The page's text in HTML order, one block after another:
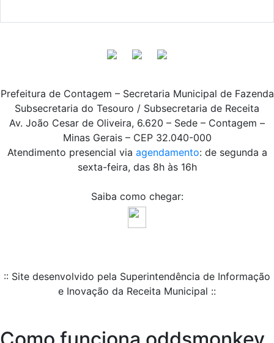
Prefeitura de Contagem – Secretaria Municipal de Fazenda
Subsecretaria do Tesouro / Subsecretaria de Receita
Av. João Cesar de Oliveira, 6.620 – Sede – Contagem –
Minas Gerais – CEP 32.040-000
Atendimento presencial via agendamento: de segunda a
sexta-feira, das 8h às 16h
Saiba como chegar:
:: Site desenvolvido pela Superintendência de Informação
e Inovação da Receita Municipal ::